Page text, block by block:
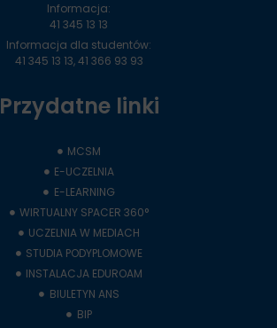
Informacja:
41 345 13 13
Informacja dla studentów:
41 345 13 13, 41 366 93 93
Przydatne linki
MCSM
E-UCZELNIA
E-LEARNING
WIRTUALNY SPACER 360°
UCZELNIA W MEDIACH
STUDIA PODYPLOMOWE
INSTALACJA EDUROAM
BIULETYN ANS
BIP